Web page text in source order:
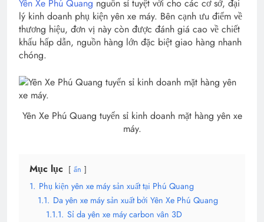
Yên Xe Phú Quang nguồn sỉ tuyệt vời cho các cơ sở, đại
lý kinh doanh phụ kiện yên xe máy. Bên cạnh ưu điểm về
thương hiệu, đơn vị này còn được đánh giá cao về chiết
khấu hấp dẫn, nguồn hàng lớn đặc biệt giao hàng nhanh
chóng.
Yên Xe Phú Quang tuyển sỉ kinh doanh mặt hàng yên xe
máy.
Mục lục ẩn
1. Phụ kiện yên xe máy sản xuất tại Phú Quang
1.1. Da yên xe máy sản xuất bởi Yên Xe Phú Quang
1.1.1. Sỉ da yên xe máy carbon vân 3D